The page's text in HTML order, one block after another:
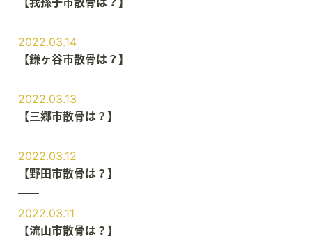
2022.03.14
【鎌ヶ谷市散骨は？】
2022.03.13
【三郷市散骨は？】
2022.03.12
【野田市散骨は？】
2022.03.11
【流山市散骨は？】